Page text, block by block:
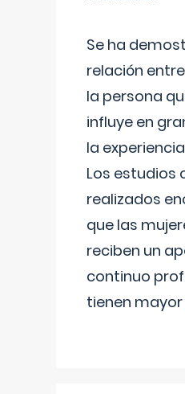
Se ha
relación
la persona
influye en
la
Los estudios
realizados
que las
reciben un
continuo
tienen